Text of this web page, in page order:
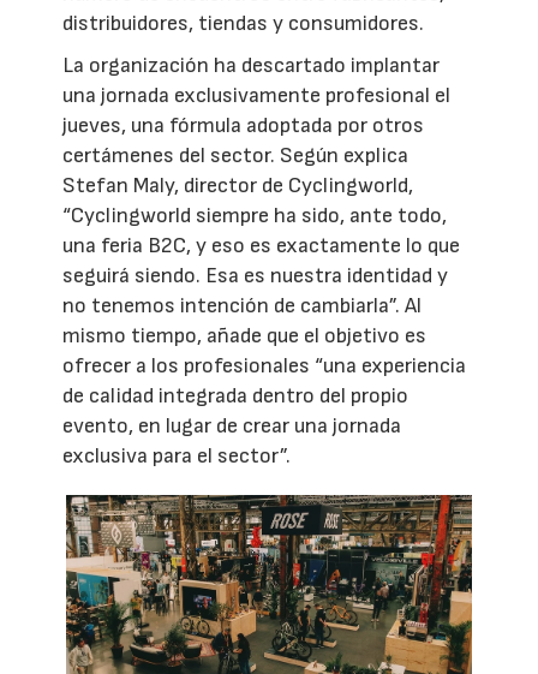
distribuidores, tiendas y consumidores.
La organización ha descartado implantar
una jornada exclusivamente profesional el
jueves, una fórmula adoptada por otros
certámenes del sector. Según explica
Stefan Maly, director de Cyclingworld,
“Cyclingworld siempre ha sido, ante todo,
una feria B2C, y eso es exactamente lo que
seguirá siendo. Esa es nuestra identidad y
no tenemos intención de cambiarla”. Al
mismo tiempo, añade que el objetivo es
ofrecer a los profesionales “una experiencia
de calidad integrada dentro del propio
evento, en lugar de crear una jornada
exclusiva para el sector”.